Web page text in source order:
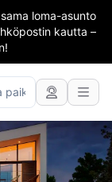
loma-asunto
kautta –